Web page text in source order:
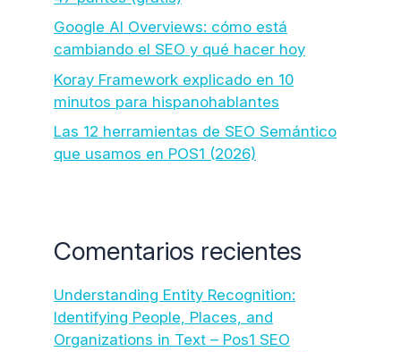
Google AI Overviews: cómo está
cambiando el SEO y qué hacer hoy
Koray Framework explicado en 10
minutos para hispanohablantes
Las 12 herramientas de SEO Semántico
que usamos en POS1 (2026)
Comentarios recientes
Understanding Entity Recognition:
Identifying People, Places, and
Organizations in Text – Pos1 SEO